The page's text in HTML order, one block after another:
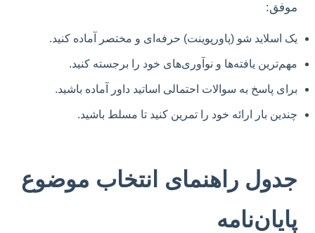
موفق:
یک اسلاید شو (پاورپوینت) حرفه‌ای و مختصر آماده کنید.
مهم‌ترین یافته‌ها و نوآوری‌های خود را برجسته کنید.
برای پاسخ به سوالات احتمالی اساتید داور آماده باشید.
چندین بار ارائه خود را تمرین کنید تا مسلط باشید.
جدول راهنمای انتخاب موضوع
پایان‌نامه